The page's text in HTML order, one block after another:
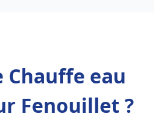
Chauffe eau
Fenouillet ?